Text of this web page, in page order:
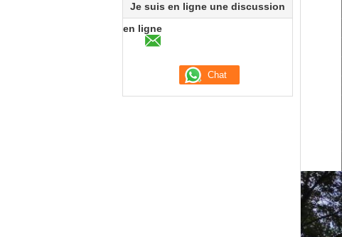
Je suis en ligne une discussion
en ligne